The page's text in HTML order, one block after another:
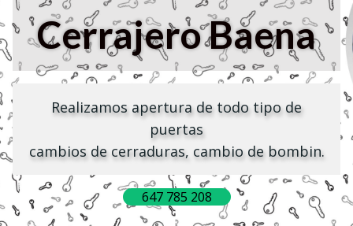
CerrajeroBaena
Realizamos apertura de todo tipo de
puertas
cambios de cerraduras, cambio de bombin.
647 785 208